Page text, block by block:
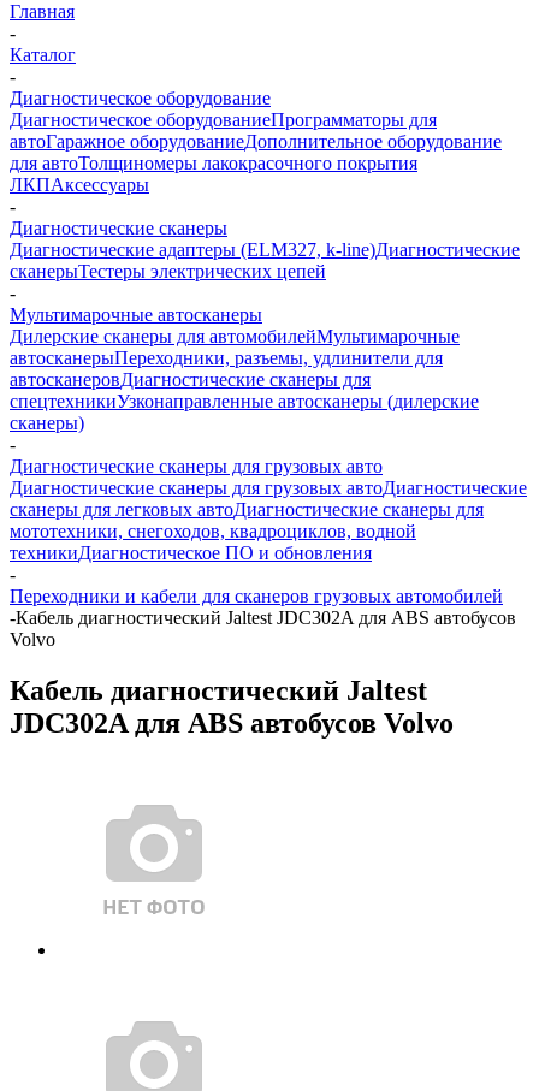
Главная
-
Каталог
-
Диагностическое оборудование
Диагностическое оборудованиеПрограмматоры для
автоГаражное оборудованиеДополнительное оборудование
для автоТолщиномеры лакокрасочного покрытия
ЛКПАксессуары
-
Диагностические сканеры
Диагностические адаптеры (ELM327, k-line)Диагностические
сканерыТестеры электрических цепей
-
Мультимарочные автосканеры
Дилерские сканеры для автомобилейМультимарочные
автосканерыПереходники, разъемы, удлинители для
автосканеровДиагностические сканеры для
спецтехникиУзконаправленные автосканеры (дилерские
сканеры)
-
Диагностические сканеры для грузовых авто
Диагностические сканеры для грузовых автоДиагностические
сканеры для легковых автоДиагностические сканеры для
мототехники, снегоходов, квадроциклов, водной
техникиДиагностическое ПО и обновления
-
Переходники и кабели для сканеров грузовых автомобилей
-Кабель диагностический Jaltest JDC302A для ABS автобусов
Volvo
Кабель диагностический Jaltest
JDC302A для ABS автобусов Volvo